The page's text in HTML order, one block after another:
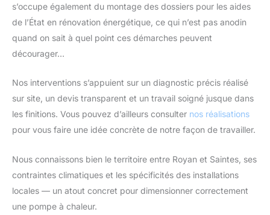
s’occupe également du montage des dossiers pour les aides
de l’État en rénovation énergétique, ce qui n’est pas anodin
quand on sait à quel point ces démarches peuvent
décourager…
Nos interventions s’appuient sur un diagnostic précis réalisé
sur site, un devis transparent et un travail soigné jusque dans
les finitions. Vous pouvez d’ailleurs consulter nos réalisations
pour vous faire une idée concrète de notre façon de travailler.
Nous connaissons bien le territoire entre Royan et Saintes, ses
contraintes climatiques et les spécificités des installations
locales — un atout concret pour dimensionner correctement
une pompe à chaleur.